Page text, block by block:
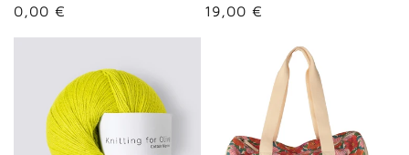
Normaler
0,00 €
Normaler
19,00 €